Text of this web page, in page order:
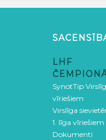
LHF
SynotTip
vīriešiem
Virslīga
1. līga vīriešiem
Dokumenti